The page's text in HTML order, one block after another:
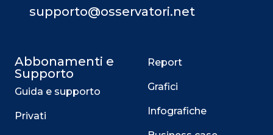
supporto@osservatori.net
Abbonamenti e
Supporto
Guida e supporto
Privati
Report
Grafici
Infografiche